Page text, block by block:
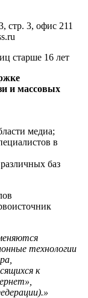
стр. 3, офис 211
старше 16 лет
и массовых
медиа;
в
баз
технологии
к